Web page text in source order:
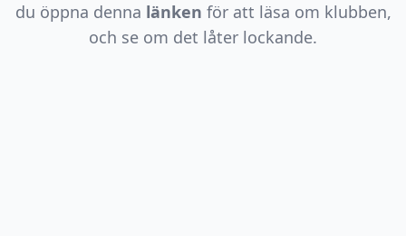
du öppna denna länken för att läsa om klubben,
och se om det låter lockande.